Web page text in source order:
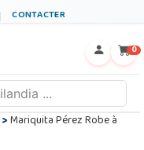
CONTACTER
0
>Mariquita Pérez Robe à